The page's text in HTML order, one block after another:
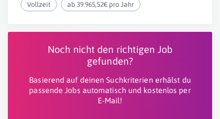
Vollzeit ab 39.965,52€ pro Jahr
Noch nicht den richtigen Job
gefunden?
Basierend auf deinen Suchkriterien erhälst du
passende Jobs automatisch und kostenlos per
E-Mail!